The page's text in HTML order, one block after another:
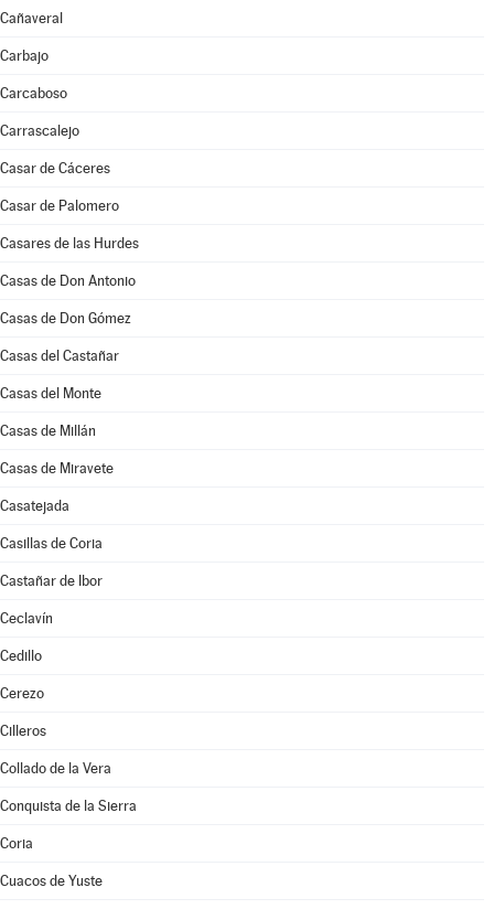
Cañaveral
Carbajo
Carcaboso
Carrascalejo
Casar de Cáceres
Casar de Palomero
Casares de las Hurdes
Casas de Don Antonio
Casas de Don Gómez
Casas del Castañar
Casas del Monte
Casas de Millán
Casas de Miravete
Casatejada
Casillas de Coria
Castañar de Ibor
Ceclavín
Cedillo
Cerezo
Cilleros
Collado de la Vera
Conquista de la Sierra
Coria
Cuacos de Yuste